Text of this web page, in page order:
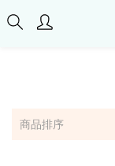
商品排序